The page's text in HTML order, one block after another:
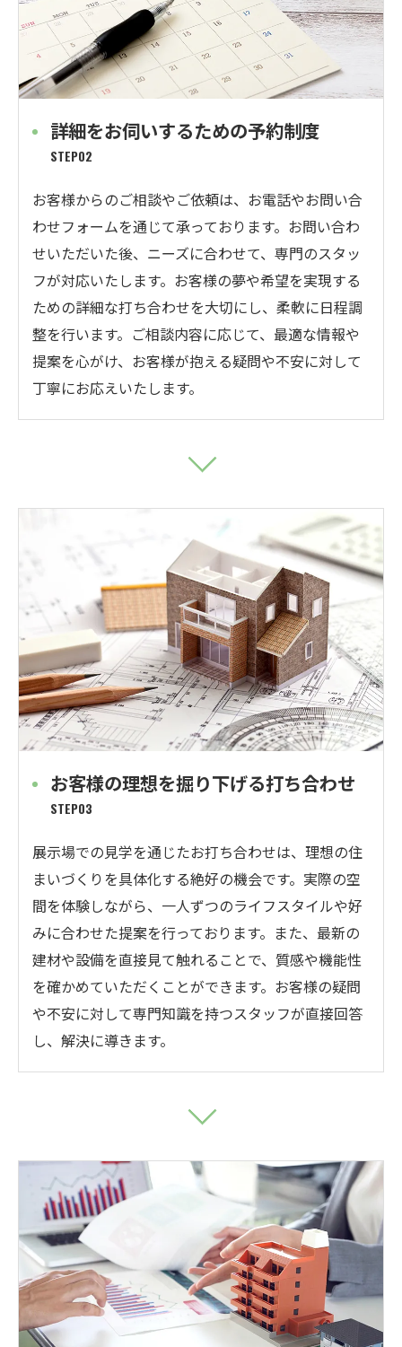
詳細をお伺いするための予約制度
STEP02
お客様からのご相談やご依頼は、お電話やお問い合
わせフォームを通じて承っております。お問い合わ
せいただいた後、ニーズに合わせて、専門のスタッ
フが対応いたします。お客様の夢や希望を実現する
ための詳細な打ち合わせを大切にし、柔軟に日程調
整を行います。ご相談内容に応じて、最適な情報や
提案を心がけ、お客様が抱える疑問や不安に対して
丁寧にお応えいたします。
お客様の理想を掘り下げる打ち合わせ
STEP03
展示場での見学を通じたお打ち合わせは、理想の住
まいづくりを具体化する絶好の機会です。実際の空
間を体験しながら、一人ずつのライフスタイルや好
みに合わせた提案を行っております。また、最新の
建材や設備を直接見て触れることで、質感や機能性
を確かめていただくことができます。お客様の疑問
や不安に対して専門知識を持つスタッフが直接回答
し、解決に導きます。